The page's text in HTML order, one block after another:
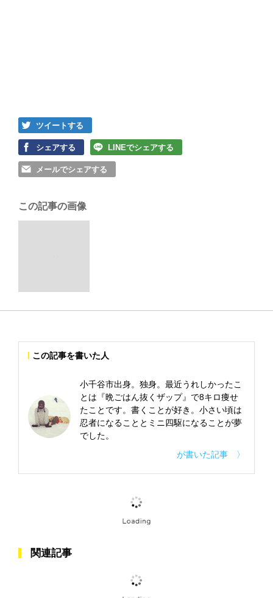
ツイートする
シェアする LINEでシェアする
メールでシェアする
この記事の画像
この記事を書いた人
小千谷市出身。独身。最近うれしかったこ
とは『晩ごはん抜くザップ』で8キロ痩せ
たことです。書くことが好き。小さい頃は
忍者になることとミニ四駆になることが夢
でした。
が書いた記事 〉
関連記事